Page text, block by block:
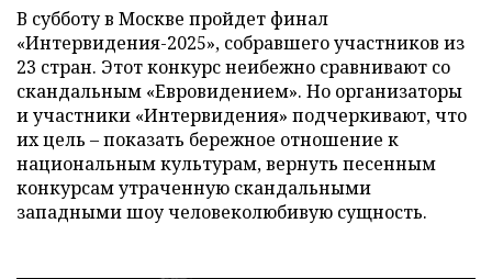
В субботу в Москве пройдет финал
«Интервидения-2025», собравшего участников из
23 стран. Этот конкурс неибежно сравнивают со
скандальным «Евровидением». Но организаторы
и участники «Интервидения» подчеркивают, что
их цель – показать бережное отношение к
национальным культурам, вернуть песенным
конкурсам утраченную скандальными
западными шоу человеколюбивую сущность.